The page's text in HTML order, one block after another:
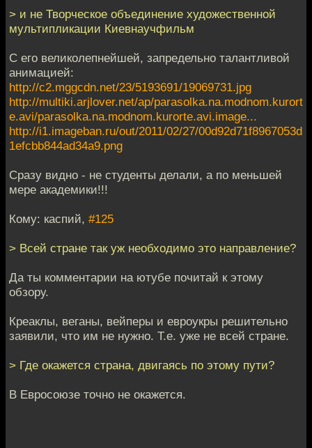
> и не Творческое объединение художественной
мультипликации Киевнаучфильм
С его великолепнейшей, запредельно талантливой
анимацией:
http://c2.mggcdn.net/23/5193691/19069731.jpg
http://multiki.arjlover.net/ap/parasolka.na.modnom.kurort
e.avi/parasolka.na.modnom.kurorte.avi.image...
http://i1.imageban.ru/out/2011/02/27/00d92d71f8967053d
1efcbb844ad34a9.png
Сразу видно - не студенты делали, а по меньшей
мере академики!!!
Кому: каспий, #125
> Всей стране так уж необходимо это направление?
Да ты комментарии на ютубе почитай к этому
обзору.
Креаклы, веганы, вейперы и евроукры решительно
заявили, что им не нужно. Т.е. уже не всей стране.
> Где окажется страна, двигаясь по этому пути?
В Евросоюзе точно не окажется.